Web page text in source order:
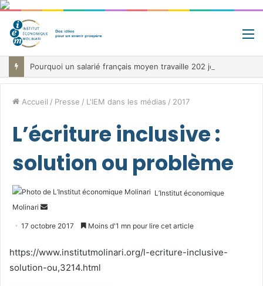
Accueil / Presse / L'IEM dans les médias / 2017
L’écriture inclusive :
solution ou problème
L’Institut économique
Molinari
Envoyer
17 octobre 2017 Moins d'1 mn pour lire cet article
https://www.institutmolinari.org/l-ecriture-inclusive-
solution-ou,3214.html